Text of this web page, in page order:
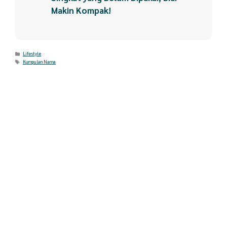
Makin Kompak!
Categories
Lifestyle
Tags
Kumpulan Nama